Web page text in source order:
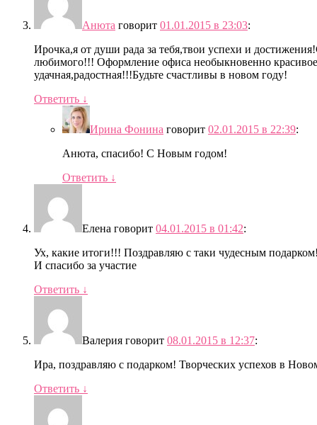
Анюта говорит 01.01.2015 в 23:03:
Ирочка,я от души рада за тебя,твои успехи и
любимого!!! Оформление офиса необыкновенно
удачная,радостная!!!Будьте счастливы в новом году!
Ответить ↓
Ирина Фонина говорит 02.01.2015 в 22:39:
Анюта, спасибо! С Новым годом!
Ответить ↓
Елена говорит 04.01.2015 в 01:42:
Ух, какие итоги!!! Поздравляю с таки чудесным
И спасибо за участие
Ответить ↓
Валерия говорит 08.01.2015 в 12:37:
Ира, поздравляю с подарком! Творческих успехов в
Ответить ↓